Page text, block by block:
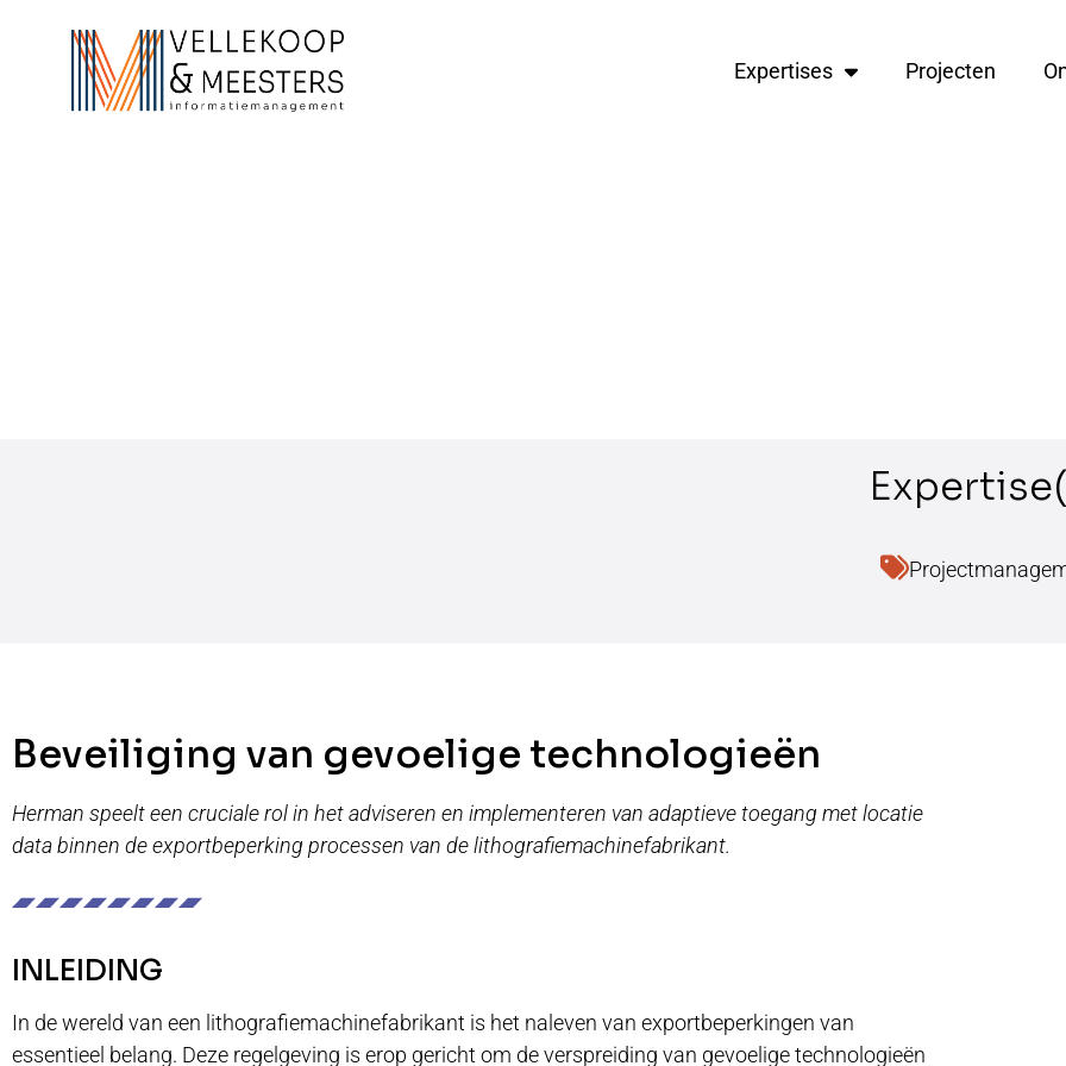
Expertises Projecten
Beveiliging van gevoelige technologieën
Herman speelt een cruciale rol in het adviseren en implementeren van adaptieve toegang met locatie
data binnen de exportbeperking processen van de lithografiemachinefabrikant.
INLEIDING
In de wereld van een lithografiemachinefabrikant is het naleven van exportbeperkingen van
essentieel belang. Deze regelgeving is erop gericht om de verspreiding van gevoelige technologieën